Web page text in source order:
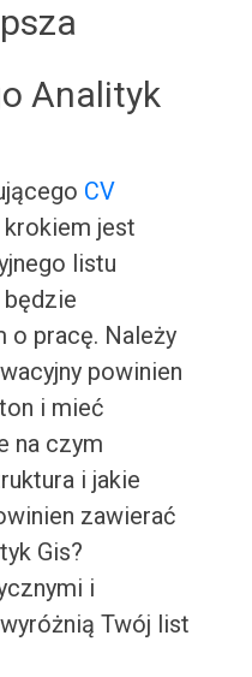
Analityk
CV
krokiem jest
listu
o pracę. Należy
powinien
i mieć
na czym
i jakie
zawierać
Gis?
i
Twój list